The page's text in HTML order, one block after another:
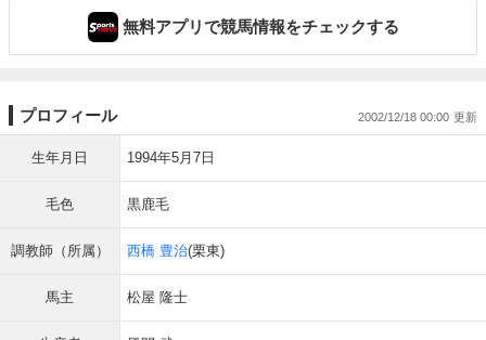
無料アプリで競馬情報をチェックする
プロフィール 2002/12/18 00:00
生年月日 1994年5月7日
毛色 黒鹿毛
調教師（所属） 西橋 豊治(栗東)
馬主 松屋 隆士